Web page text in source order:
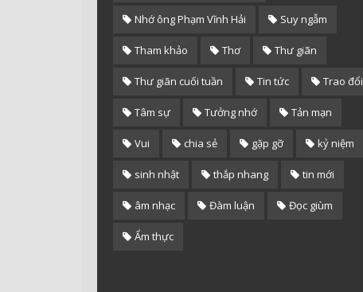
Nhớ ông Phạm Vĩnh Hải Suy ngẫm
Tham khảo Thơ Thư giãn
Thư giãn cuối tuần Tin tức Trao đổi
Tâm sự Tưởng nhớ Tản mạn
Vui chia sẻ gặp gỡ kỷ niệm
sinh nhật thắp nhang tin mới
âm nhạc Đàm luận Đọc giùm
Ẩm thực